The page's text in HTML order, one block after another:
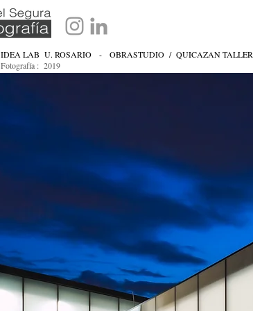
IDEA LAB U. ROSARIO - OBRASTUDIO / QUICAZAN TALLER
Fotografía : 2019